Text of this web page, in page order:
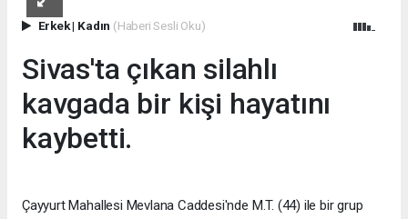
Erkek| Kadın (Haberi Sesli Oku)
Sivas'ta çıkan silahlı
kavgada bir kişi hayatını
kaybetti.
Çayyurt Mahallesi Mevlana Caddesi'nde M.T. (44) ile bir grup